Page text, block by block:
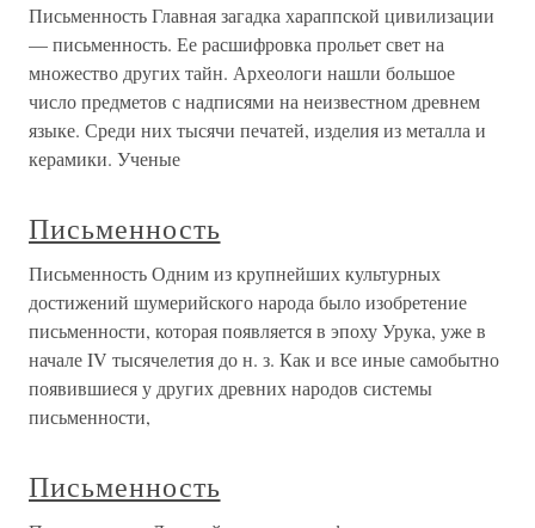
Письменность Главная загадка хараппской цивилизации
— письменность. Ее расшифровка прольет свет на
множество других тайн. Археологи нашли большое
число предметов с надписями на неизвестном древнем
языке. Среди них тысячи печатей, изделия из металла и
керамики. Ученые
Письменность
Письменность Одним из крупнейших культурных
достижений шумерийского народа было изобретение
письменности, которая появляется в эпоху Урука, уже в
начале IV тысячелетия до н. з. Как и все иные самобытно
появившиеся у других древних народов системы
письменности,
Письменность